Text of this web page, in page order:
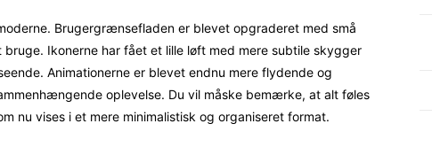
Brugergrænsefladen er blevet opgraderet med små
Ikonerne har fået et lille løft med mere subtile skygger
Animationerne er blevet endnu mere flydende og
oplevelse. Du vil måske bemærke, at alt føles
nu vises i et mere minimalistisk og organiseret format.